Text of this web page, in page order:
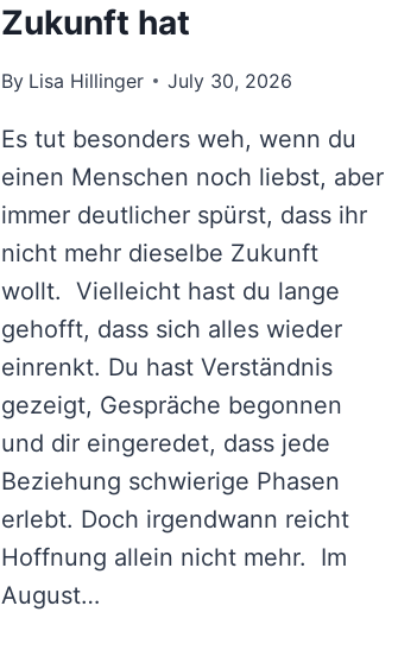
Zukunft hat
By Lisa Hillinger July 30, 2026
Es tut besonders weh, wenn du
einen Menschen noch liebst, aber
immer deutlicher spürst, dass ihr
nicht mehr dieselbe Zukunft
wollt. Vielleicht hast du lange
gehofft, dass sich alles wieder
einrenkt. Du hast Verständnis
gezeigt, Gespräche begonnen
und dir eingeredet, dass jede
Beziehung schwierige Phasen
erlebt. Doch irgendwann reicht
Hoffnung allein nicht mehr. Im
August…